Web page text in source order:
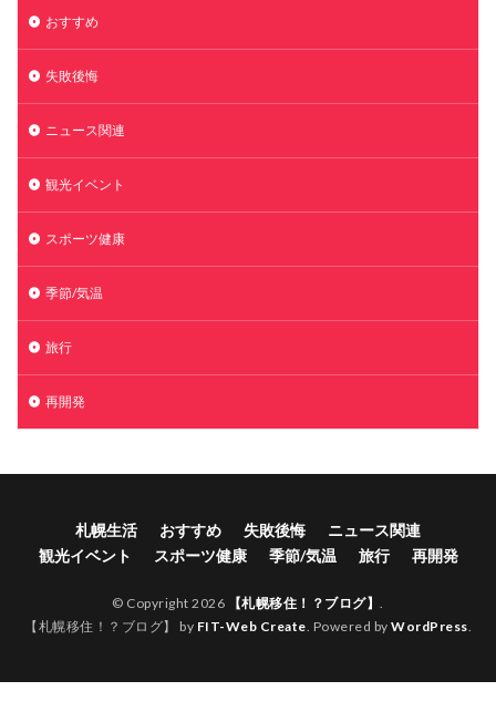
おすすめ
失敗後悔
ニュース関連
観光イベント
スポーツ健康
季節/気温
旅行
再開発
札幌生活 おすすめ 失敗後悔
ニュース関連
観光イベント
スポーツ健康 季節/気温 旅行 再開発
© Copyright 2026 【札幌移住！？ブログ】
【札幌移住！？ブログ】 by FIT-Web Create . Powered by WordPress